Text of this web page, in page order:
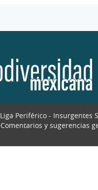
Liga Periférico - Insurgentes
Comentarios y sugerencias